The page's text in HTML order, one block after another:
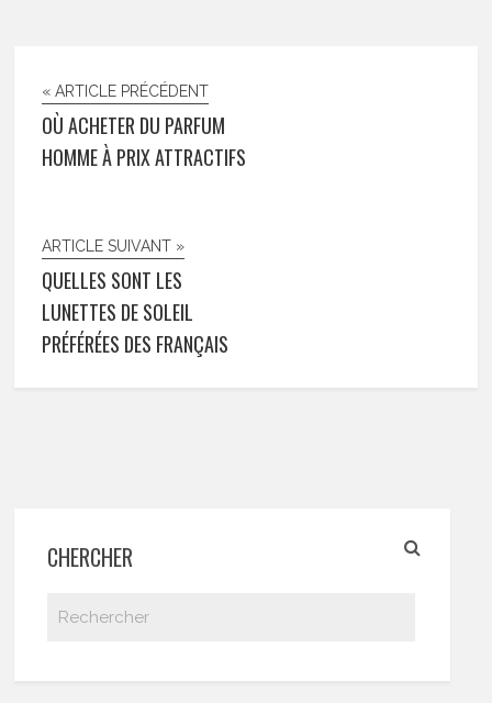
« ARTICLE PRÉCÉDENT
OÙ ACHETER DU PARFUM
HOMME À PRIX ATTRACTIFS
ARTICLE SUIVANT »
QUELLES SONT LES
LUNETTES DE SOLEIL
PRÉFÉRÉES DES FRANÇAIS
CHERCHER